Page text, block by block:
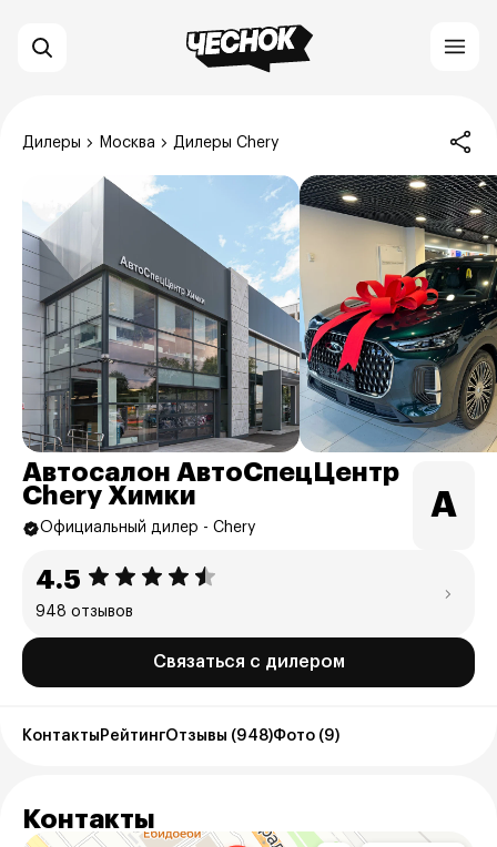
Дилеры Москва Дилеры Chery
Автосалон АвтоСпецЦентр
Chery Химки
Официальный дилер - Chery
А
4.5
948 отзывов
Связаться с дилером
Контакты РейтингОтзывы (948)Фото (9)
Контакты